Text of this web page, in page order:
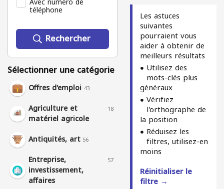
téléphone
Rechercher
Sélectionner une catégorie
Offres d'emploi 43
Agriculture et
matériel agricole
18
Antiquités, art 56
Entreprise,
investissement,
affaires
57
Les astuces
suivantes
pourraient vous
aider à obtenir de
meilleurs résultats
Utilisez des
mots-clés plus
généraux
Vérifiez
l'orthographe de
la position
Réduisez les
filtres, utilisez-en
moins
Réinitialiser le
filtre →